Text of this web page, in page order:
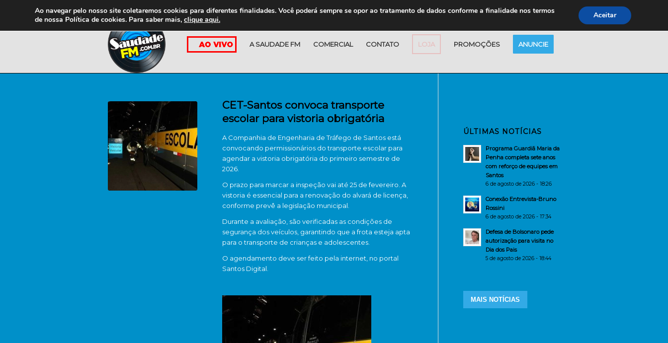
A SAUDADE FM COMERCIAL CONTATO LOJA PROMOÇÕES ANUNCIE
CET-Santos convoca transporte
escolar para vistoria obrigatória
A Companhia de Engenharia de Tráfego de Santos está
convocando permissionários do transporte escolar para
agendar a vistoria obrigatória do primeiro semestre de
2026.
O prazo para marcar a inspeção vai até 25 de fevereiro. A
vistoria é essencial para a renovação do alvará de licença,
conforme prevê a legislação municipal.
Durante a avaliação, são verificadas as condições de
segurança dos veículos, garantindo que a frota esteja apta
para o transporte de crianças e adolescentes.
O agendamento deve ser feito pela internet, no portal
Santos Digital.
ÚLTIMAS NOTÍCIAS
Programa Guardiã Maria da
Penha completa sete anos
com reforço de equipes em
Santos
6 de agosto de 2026 - 18:26
Conexão Entrevista-Bruno
Rossini
6 de agosto de 2026 - 17:34
Defesa de Bolsonaro pede
autorização para visita no
Dia dos Pais
5 de agosto de 2026 - 18:44
MAIS NOTÍCIAS
Ao navegar pelo nosso site coletaremos cookies para diferentes finalidades. Você poderá sempre se opor ao tratamento de dados conforme a finalidade nos termos
de nossa Política de cookies. Para saber mais, clique aqui. Aceitar